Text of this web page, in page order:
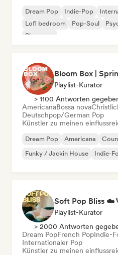
Dream Pop Indie-Pop
Lofi bedroom
Pop-Soul
Shoegaze
Bloom Box |
Playlist-Kurator
> 1100 Antworten
AmericanaBossa nova
Deutschpop/German Pop
Künstler zu meinen
Dream Pop Americana
Funky / Jackin House
Indie-
Soft Pop Bliss
Playlist-Kurator
> 2000 Antworten
Dream PopFrench PopIndie-
Internationaler Pop
Künstler zu meinen